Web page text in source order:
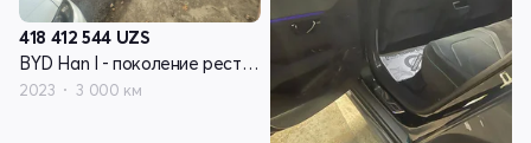
418 412 544 UZS
BYD Han I - поколение рестайлинг
2023 3 000 км